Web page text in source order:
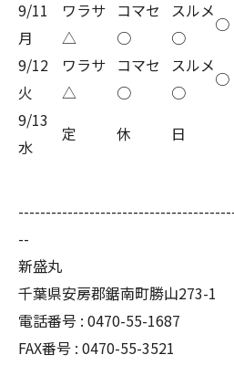
9/11
月
ワラサ
△
コマセ
○
スルメ
○
○
9/12
火
ワラサ
△
コマセ
○
スルメ
○
○
9/13
水
定 休 日
--
新盛丸
千葉県安房郡鋸南町勝山273-1
電話番号 : 0470-55-1687
FAX番号 : 0470-55-3521